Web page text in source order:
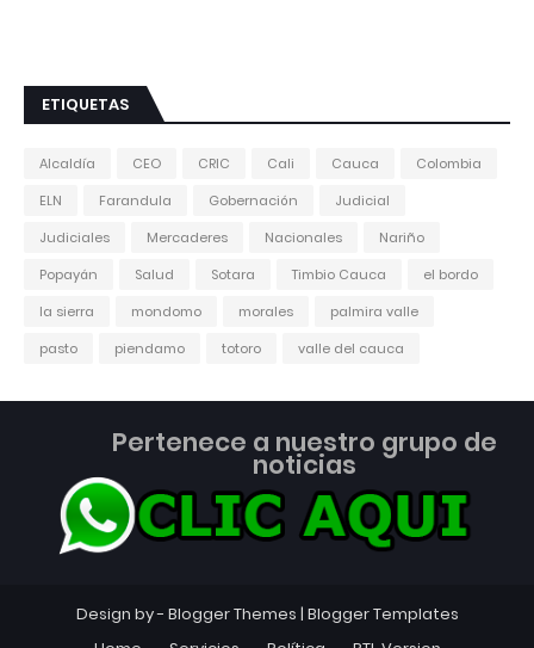
ETIQUETAS
Alcaldía CEO CRIC Cali Cauca
Colombia
ELN
Farandula Gobernación
Judicial
Judiciales
Mercaderes Nacionales
Nariño
Popayán
Salud Sotara Timbio Cauca
el bordo
la sierra
mondomo morales
palmira valle
pasto
piendamo totoro valle del cauca
Pertenece a nuestro grupo de
noticias
Design by - Blogger Themes | Blogger Templates